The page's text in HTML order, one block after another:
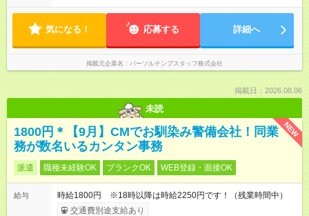
気になる！ 応募する 詳細へ
掲載元企業名 パーソルテンプスタッフ株式会社
掲載日：2026.08.06
未読
NEW
1800円＊【9月】CMでお馴染み警備会社！同業
務が数名いるカンタン事務
派遣 職種未経験OK ブランクOK WEB登録・面接OK
給与
時給1800円 ※18時以降は時給2250円です！（残業時間中）
交通費別途支給あり